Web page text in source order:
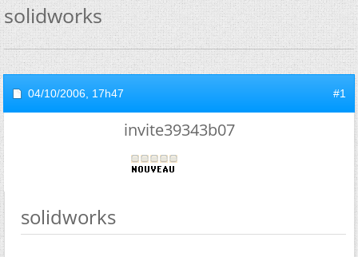
solidworks
04/10/2006, 17h47 #1
invite39343b07
solidworks